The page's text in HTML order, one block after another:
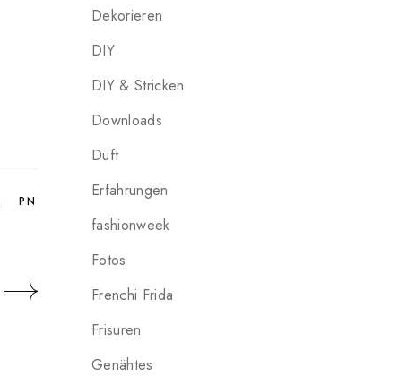
PN
Dekorieren
DIY
DIY & Stricken
Downloads
Duft
Erfahrungen
fashionweek
Fotos
Frenchi Frida
Frisuren
Genähtes